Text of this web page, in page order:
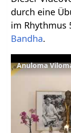
durch eine
im Rhythmus
Bandha.